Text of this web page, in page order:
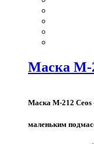
Маска M-
Маска M-212 Ceos
маленьким